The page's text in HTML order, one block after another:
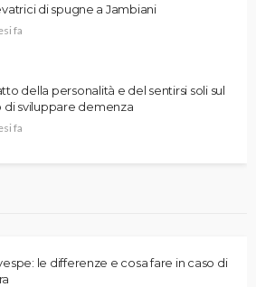
di spugne a Jambiani
fa
della personalità e del sentirsi soli sul
di sviluppare demenza
fa
le differenze e cosa fare in caso di